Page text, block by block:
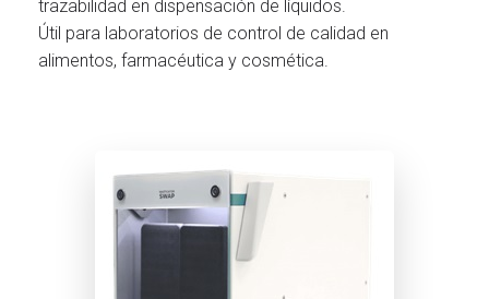
trazabilidad en dispensación de líquidos.
Útil para laboratorios de control de calidad en
alimentos, farmacéutica y cosmética.